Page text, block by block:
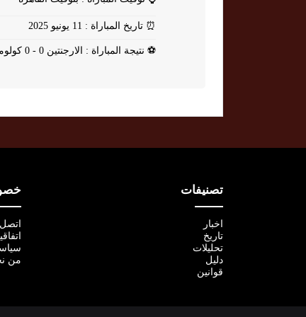
⏰ تاريخ المباراة : 11 يونيو 2025
⚽ نتيجة المباراة : الارجنتين 0 - 0 كولومبيا
تصنيفات
اخبار
تاريخ
تحليلات
دليل
قوانين
اتصل
من